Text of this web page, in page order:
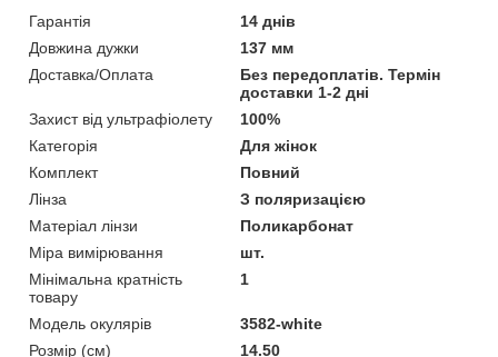
Гарантія
14 днів
Довжина дужки
137 мм
Доставка/Оплата
Без передоплатів. Термін
доставки 1-2 дні
Захист від ультрафіолету
100%
Категорія
Для жінок
Комплект
Повний
Лінза
З поляризацією
Матеріал лінзи
Поликарбонат
Міра вимірювання
шт.
Мінімальна кратність
товару
1
Модель окулярів
3582-white
Розмір (см)
14.50